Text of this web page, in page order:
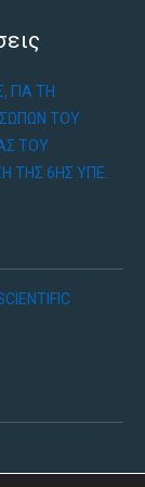
ΤΗ
ΤΟΥ
ΤΟΥ
ΤΗΣ 6ΗΣ ΥΠΕ.